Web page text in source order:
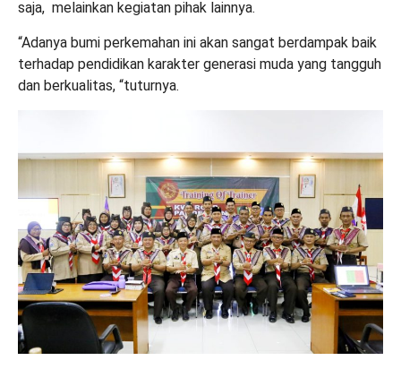
saja, melainkan kegiatan pihak lainnya.
“Adanya bumi perkemahan ini akan sangat berdampak baik
terhadap pendidikan karakter generasi muda yang tangguh
dan berkualitas, “tuturnya.